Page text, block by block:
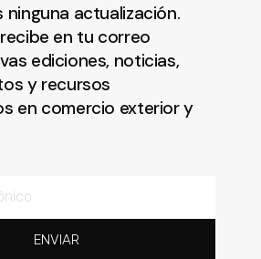
ninguna actualización.
en tu correo
ediciones, noticias,
y recursos
en comercio exterior y
ENVIAR